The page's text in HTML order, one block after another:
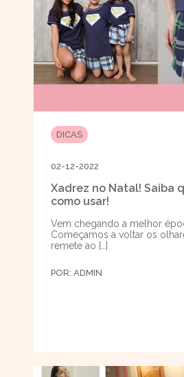
DICAS
02-12-2022
Xadrez no Natal! Saiba
como usar!
Vem chegando a melhor
Começamos a voltar os
remete ao […]
POR: ADMIN